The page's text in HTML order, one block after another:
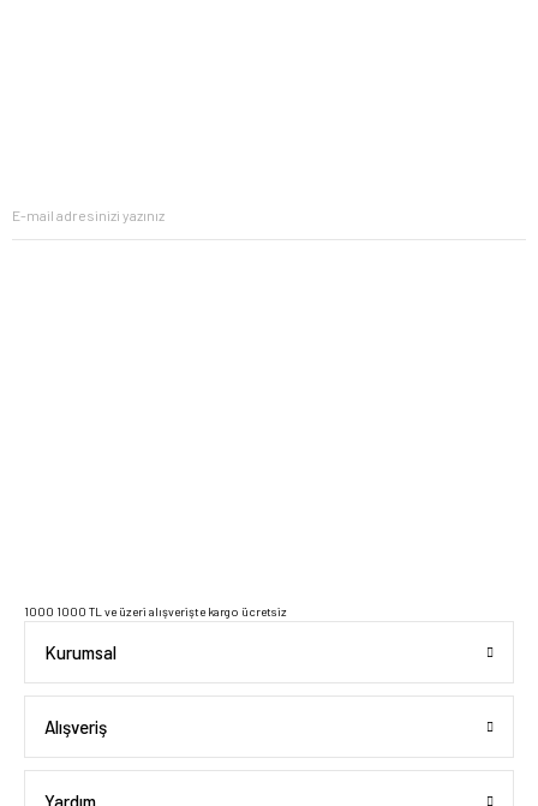
1000 1000 TL ve üzeri alışverişte kargo ücretsiz
Kurumsal
Alışveriş
Yardım